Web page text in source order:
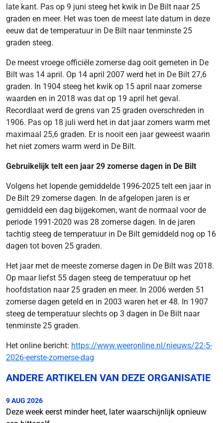
late kant. Pas op 9 juni steeg het kwik in De Bilt naar 25
graden en meer. Het was toen de meest late datum in deze
eeuw dat de temperatuur in De Bilt naar tenminste 25
graden steeg.
De meest vroege officiële zomerse dag ooit gemeten in De
Bilt was 14 april. Op 14 april 2007 werd het in De Bilt 27,6
graden. In 1904 steeg het kwik op 15 april naar zomerse
waarden en in 2018 was dat op 19 april het geval.
Recordlaat werd de grens van 25 graden overschreden in
1906. Pas op 18 juli werd het in dat jaar zomers warm met
maximaal 25,6 graden. Er is nooit een jaar geweest waarin
het niet zomers warm werd in De Bilt.
Gebruikelijk telt een jaar 29 zomerse dagen in De Bilt
Volgens het lopende gemiddelde 1996-2025 telt een jaar in
De Bilt 29 zomerse dagen. In de afgelopen jaren is er
gemiddeld een dag bijgekomen, want de normaal voor de
periode 1991-2020 was 28 zomerse dagen. In de jaren
tachtig steeg de temperatuur in De Bilt gemiddeld nog op 16
dagen tot boven 25 graden.
Het jaar met de meeste zomerse dagen in De Bilt was 2018.
Op maar liefst 55 dagen steeg de temperatuur op het
hoofdstation naar 25 graden en meer. In 2006 werden 51
zomerse dagen geteld en in 2003 waren het er 48. In 1907
steeg de temperatuur slechts op 3 dagen in De Bilt naar
tenminste 25 graden.
Het online bericht: https://www.weeronline.nl/nieuws/22-5-
2026-eerste-zomerse-dag
ANDERE ARTIKELEN VAN DEZE ORGANISATIE
9 AUG 2026
Deze week eerst minder heet, later waarschijnlijk opnieuw